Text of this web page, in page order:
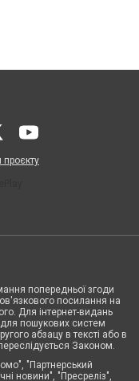
проєкту
попередньої згоди
посилання на
Для інтернет-видань
пошукових систем
абзацу в тексті або в
Законом.
"Партнерський
новини", "Пресреліз",